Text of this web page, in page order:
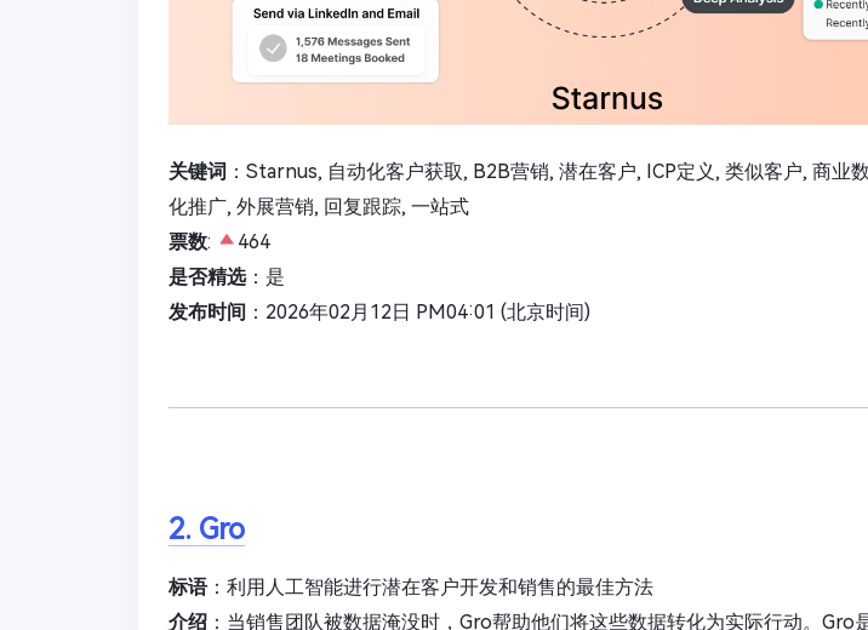
关键词 ：Starnus, 自动化客户获取, B2B营销, 潜在客户, ICP定义, 类似客户, 商业
化推广, 外展营销, 回复跟踪, 一站式
票数:
464
是否精选：是
发布时间 ：2026年02月12日 PM04:01 (北京时间)
2. Gro
标语：利用人工智能进行潜在客户开发和销售的最佳方法
介绍 ：当销售团队被数据淹没时，Gro帮助他们将这些数据转化为实际行动。Gro